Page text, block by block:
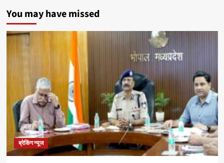
You may have missed
ब्रेकिंग न्यूज